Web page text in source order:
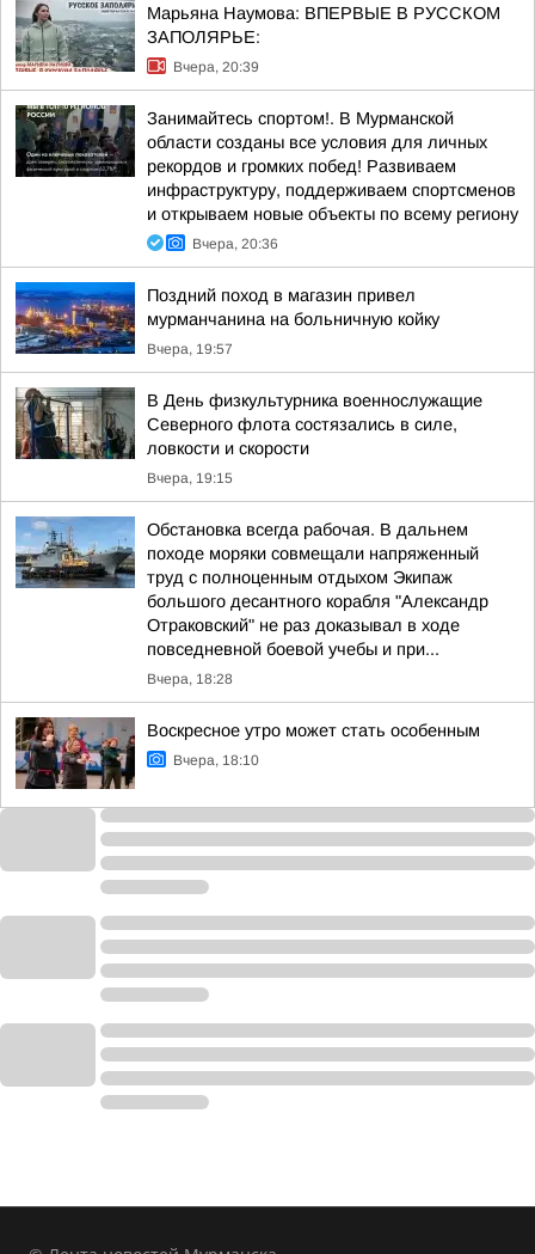
Марьяна Наумова: ВПЕРВЫЕ В РУССКОМ
ЗАПОЛЯРЬЕ:
Вчера, 20:39
Занимайтесь спортом!. В Мурманской
области созданы все условия для личных
рекордов и громких побед! Развиваем
инфраструктуру, поддерживаем спортсменов
и открываем новые объекты по всему региону
Вчера, 20:36
Поздний поход в магазин привел
мурманчанина на больничную койку
Вчера, 19:57
В День физкультурника военнослужащие
Северного флота состязались в силе,
ловкости и скорости
Вчера, 19:15
Обстановка всегда рабочая. В дальнем
походе моряки совмещали напряженный
труд с полноценным отдыхом Экипаж
большого десантного корабля "Александр
Отраковский" не раз доказывал в ходе
повседневной боевой учебы и при...
Вчера, 18:28
Воскресное утро может стать особенным
Вчера, 18:10